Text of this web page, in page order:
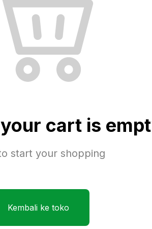
cart is
start your shopping
Kembali ke toko